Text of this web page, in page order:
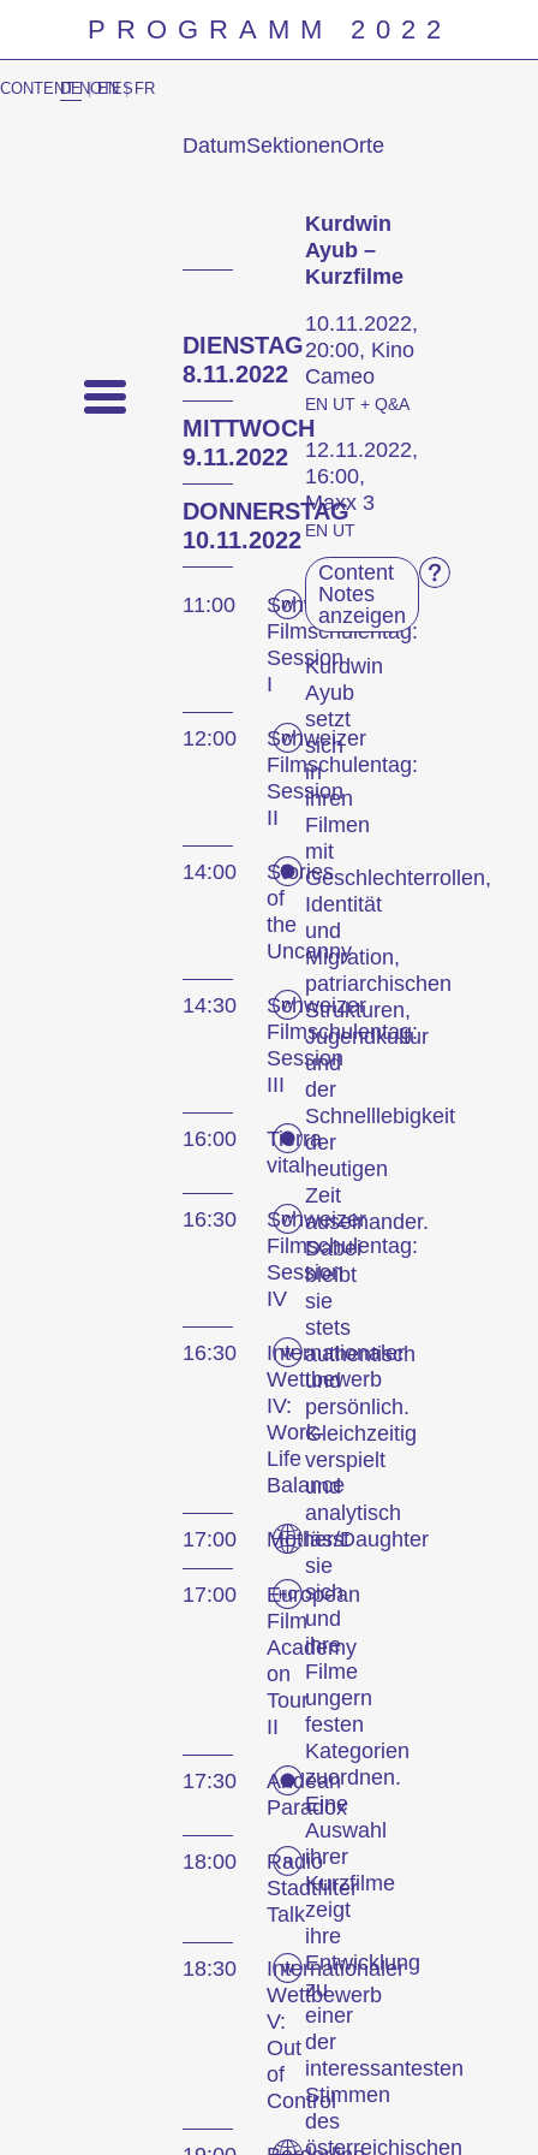
PROGRAMM 2022
CONTENT NOTES
DE | EN | FR
DatumSektionenOrte
DIENSTAG
8.11.2022
MITTWOCH
9.11.2022
DONNERSTAG
10.11.2022
11:00
Schweizer
Filmschulentag:
Session
I
12:00
Schweizer
Filmschulentag:
Session
II
14:00
Stories
of
the
Uncanny
14:30
Schweizer
Filmschulentag:
Session
III
16:00
Tierra
vital
16:30
Schweizer
Filmschulentag:
Session
IV
16:30
Internationaler
Wettbewerb
IV:
Work-
Life
Balance
17:00 Mother/Daughter
17:00
European
Film
Academy
on
Tour
II
17:30
Andean
Paradox
18:00
Radio
Stadtfilter
Talk
18:30
Internationaler
Wettbewerb
V:
Out
of
Control
Kurdwin
Ayub –
Kurzfilme
10.11.2022,
20:00, Kino
Cameo
EN UT + Q&A
12.11.2022,
16:00,
Maxx 3
EN UT
Content
Notes
anzeigen
Kurdwin
Ayub
setzt
sich
in
ihren
Filmen
mit
Geschlechterrollen,
Identität
und
Migration,
patriarchischen
Strukturen,
Jugendkultur
und
der
Schnelllebigkeit
der
heutigen
Zeit
auseinander.
Dabei
bleibt
sie
stets
authentisch
und
persönlich.
Gleichzeitig
verspielt
und
analytisch
lässt
sie
sich
und
ihre
Filme
ungern
festen
Kategorien
zuordnen.
Eine
Auswahl
ihrer
Kurzfilme
zeigt
ihre
Entwicklung
zu
einer
der
interessantesten
Stimmen
des
österreichischen